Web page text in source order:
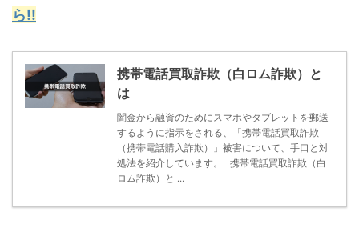
ら!!
携帯電話買取詐欺（白ロム詐欺）と
は
闇金から融資のためにスマホやタブレットを郵送
するように指示をされる、「携帯電話買取詐欺
（携帯電話購入詐欺）」被害について、手口と対
処法を紹介しています。 携帯電話買取詐欺（白
ロム詐欺）と ...